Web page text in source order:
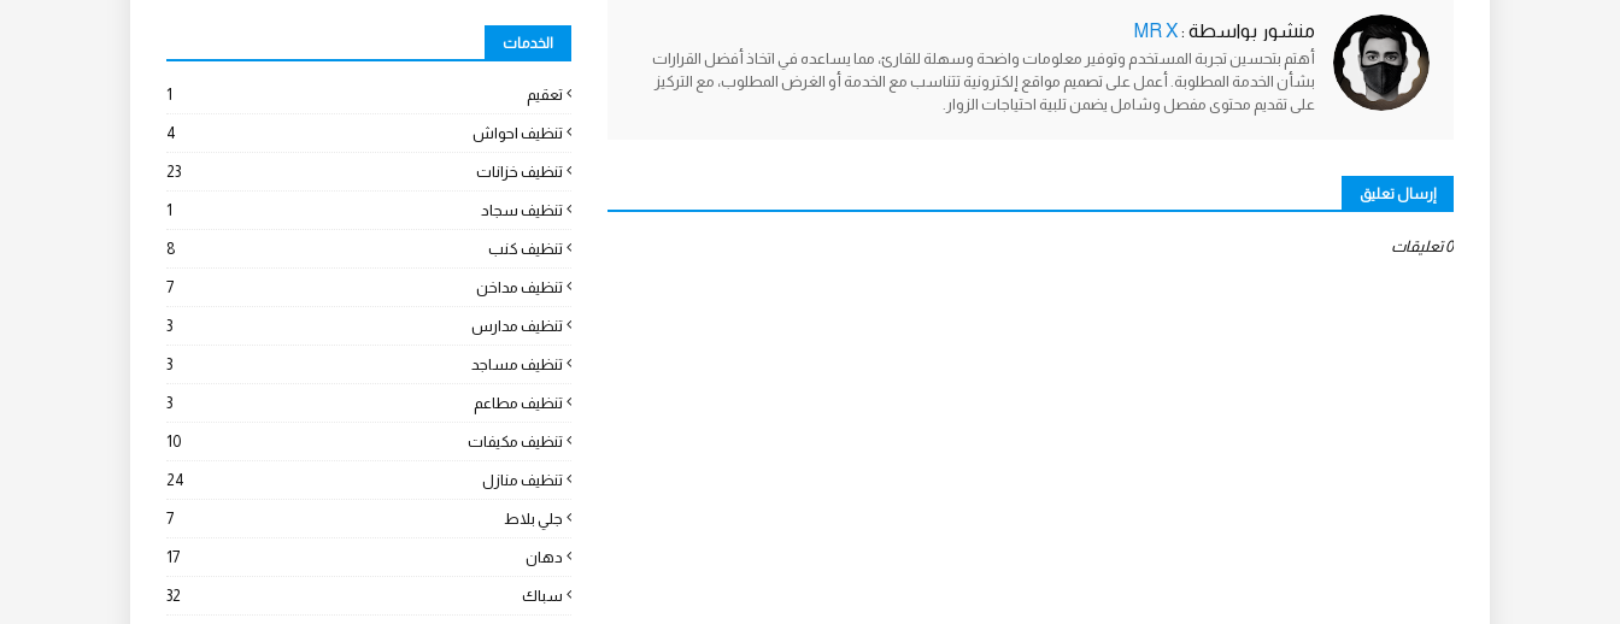
منشور بواسطة :
أهتم بتحسين تجربة المستخدم وتوفير معلومات واضحة وسهلة للقارئ، مما يساعده في اتخاذ أفضل القرارات
بشأن الخدمة المطلوبة. أعمل على تصميم مواقع إلكترونية تتناسب مع الخدمة أو الغرض المطلوب، مع التركيز
على تقديم محتوى مفصل وشامل يضمن تلبية احتياجات الزوار.
إرسال تعليق
0 تعليقات
الخدمات
تعقيم 1
تنظيف احواش 4
تنظيف خزانات 23
تنظيف سجاد 1
تنظيف كنب 8
تنظيف مداخن 7
تنظيف مدارس 3
تنظيف مساجد 3
تنظيف مطاعم 3
تنظيف مكيفات 10
تنظيف منازل 24
جلي بلاط 7
دهان 17
سباك 32